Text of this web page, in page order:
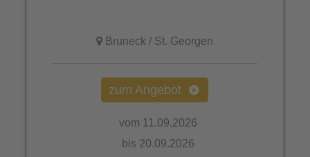
Bruneck / St. Georgen
zum Angebot
vom 11.09.2026
bis 20.09.2026